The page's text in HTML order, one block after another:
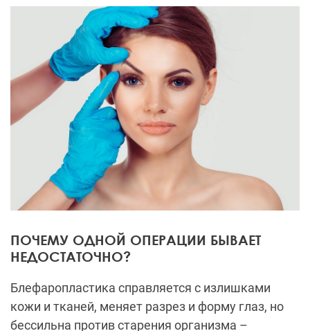
ПОЧЕМУ ОДНОЙ ОПЕРАЦИИ БЫВАЕТ
НЕДОСТАТОЧНО?
Блефаропластика справляется с излишками
кожи и тканей, меняет разрез и форму глаз, но
бессильна против старения организма –